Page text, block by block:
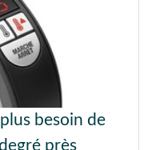
besoin de
près